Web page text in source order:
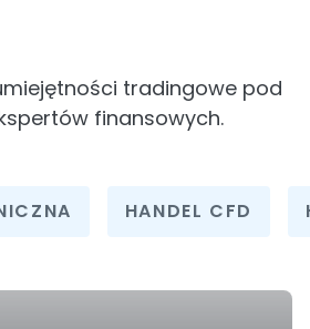
tradingowe pod
finansowych.
HANDEL CFD